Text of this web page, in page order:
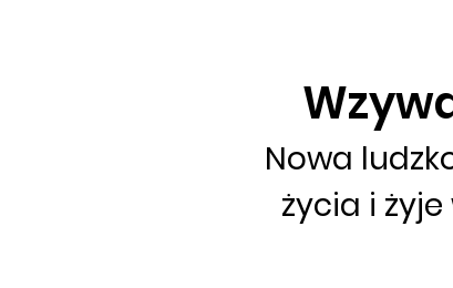
Nowa
życia i